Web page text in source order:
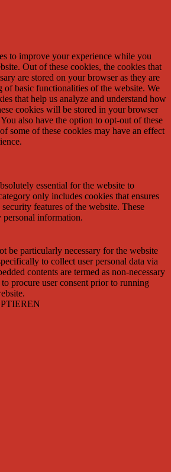
to improve your experience while you
Out of these cookies, the cookies that
are stored on your browser as they are
of basic functionalities of the website. We
that help us analyze and understand how
cookies will be stored in your browser
also have the option to opt-out of these
some of these cookies may have an effect
essential for the website to
only includes cookies that ensures
features of the website. These
personal information.
be particularly necessary for the website
to collect user personal data via
contents are termed as non-necessary
procure user consent prior to running